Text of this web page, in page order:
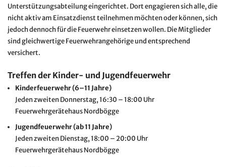
Unterstützungsabteilung eingerichtet. Dort engagieren sich alle, die
nicht aktiv am Einsatzdienst teilnehmen möchten oder können, sich
jedoch dennoch für die Feuerwehr einsetzen wollen. Die Mitglieder
sind gleichwertige Feuerwehrangehörige und entsprechend
versichert.
Treffen der Kinder- und Jugendfeuerwehr
Kinderfeuerwehr (6–11 Jahre)
Jeden zweiten Donnerstag, 16:30 – 18:00 Uhr
Feuerwehrgerätehaus Nordbögge
Jugendfeuerwehr (ab 11 Jahre)
Jeden zweiten Dienstag, 18:00 – 20:00 Uhr
Feuerwehrgerätehaus Nordbögge